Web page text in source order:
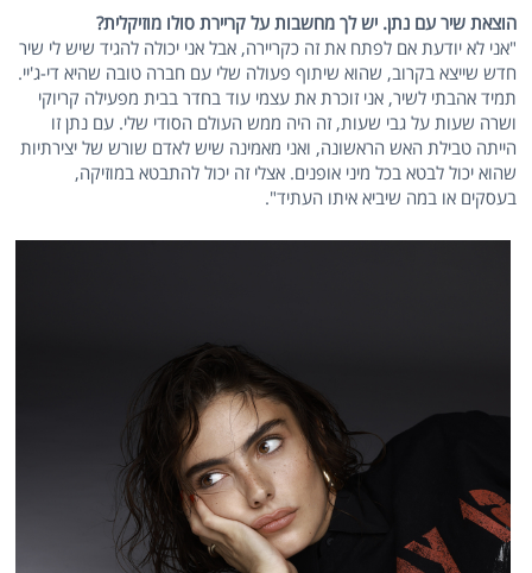
הוצאת שיר עם נתן. יש לך מחשבות על קריירת סולו מוזיקלית?
"אני לא יודעת אם לפתח את זה כקריירה, אבל אני יכולה להגיד שיש לי שיר
חדש שייצא בקרוב, שהוא שיתוף פעולה שלי עם חברה טובה שהיא די-ג'יי.
תמיד אהבתי לשיר, אני זוכרת את עצמי עוד בחדר בבית מפעילה קריוקי
ושרה שעות על גבי שעות, זה היה ממש העולם הסודי שלי. עם נתן זו
הייתה טבילת האש הראשונה, ואני מאמינה שיש לאדם שורש של יצירתיות
שהוא יכול לבטא בכל מיני אופנים. אצלי זה יכול להתבטא במוזיקה,
בעסקים או במה שיביא איתו העתיד".